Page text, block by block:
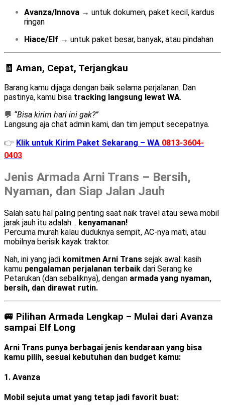
Avanza/Innova → untuk dokumen, paket kecil, kardus
ringan
Hiace/Elf → untuk paket besar, banyak, atau pindahan
🧾 Aman, Cepat, Terjangkau
Barang kamu dijaga dengan baik selama perjalanan. Dan
pastinya, kamu bisa tracking langsung lewat WA.
💬 “Bisa kirim hari ini gak?”
Langsung aja chat admin kami, dan tim jemput secepatnya.
👉 Klik untuk Kirim Paket Sekarang – WA 0813-3604-
0403
Jenis Armada Arni Trans – Bersih,
Nyaman, dan Siap Jalan Jauh
Salah satu hal paling penting saat naik travel atau sewa mobil
jarak jauh itu adalah… kenyamanan!
Percuma murah kalau duduknya sempit, AC-nya mati, atau
mobilnya berisik kayak traktor.
Nah, ini yang jadi komitmen Arni Trans sejak awal: kasih
kamu pengalaman perjalanan terbaik dari Serang ke
Petarukan (dan sebaliknya), dengan armada yang nyaman,
bersih, dan dirawat rutin.
🚐 Pilihan Armada Lengkap – Mulai dari Avanza
sampai Elf Long
Arni Trans punya berbagai jenis kendaraan yang bisa
kamu pilih, sesuai kebutuhan dan budget kamu:
1. Avanza
Mobil sejuta umat yang tetap jadi favorit buat: